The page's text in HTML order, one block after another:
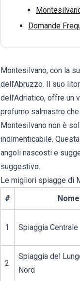
Domande
Montesilvano, con la
dell'Abruzzo. Il suo
dell'Adriatico, offre un
profumo salmastro
Montesilvano non è
indimenticabile.
angoli nascosti e
suggestivo.
Le migliori spiagge di
#
Nome
1 Spiaggia Centrale
2
Spiaggia del
Nord